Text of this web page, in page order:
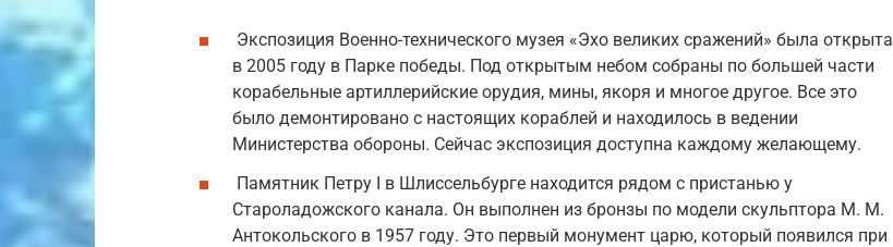
Экспозиция Военно-технического музея «Эхо великих сражений» была открыта
в 2005 году в Парке победы. Под открытым небом собраны по большей части
корабельные артиллерийские орудия, мины, якоря и многое другое. Все это
было демонтировано с настоящих кораблей и находилось в ведении
Министерства обороны. Сейчас экспозиция доступна каждому желающему.
Памятник Петру I в Шлиссельбурге находится рядом с пристанью у
Староладожского канала. Он выполнен из бронзы по модели скульптора М. М.
Антокольского в 1957 году. Это первый монумент царю, который появился при